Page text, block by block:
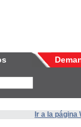
Ir a la página